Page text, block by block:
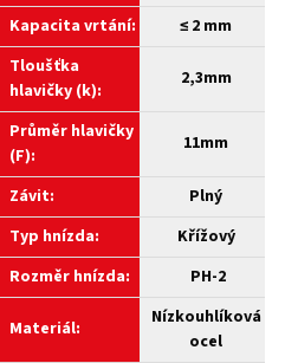
Kapacita vrtání: ≤ 2 mm
Tloušťka
hlavičky (k):
2,3mm
Průměr hlavičky
(F):
11mm
Závit:
Plný
Typ hnízda:
Křížový
Rozměr hnízda:
PH-2
Materiál:
Nízkouhlíková
ocel